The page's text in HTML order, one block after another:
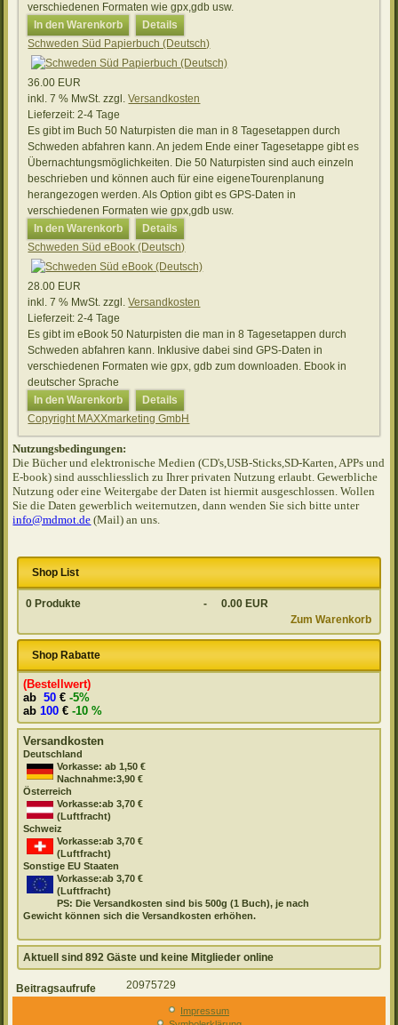
verschiedenen Formaten wie gpx,gdb usw.
In den Warenkorb
Details
Schweden Süd Papierbuch (Deutsch)
36.00 EUR
inkl. 7 % MwSt. zzgl.Versandkosten
Lieferzeit:2-4 Tage
Es gibt im Buch 50 Naturpisten die man in 8 Tagesetappen durch
Schweden abfahren kann. An jedem Ende einer Tagesetappe gibt es
Übernachtungsmöglichkeiten. Die 50 Naturpisten sind auch einzeln
beschrieben und können auch für eine eigeneTourenplanung
herangezogen werden. Als Option gibt es GPS-Daten in
verschiedenen Formaten wie gpx,gdb usw.
In den Warenkorb
Details
Schweden Süd eBook (Deutsch)
28.00 EUR
inkl. 7 % MwSt. zzgl.Versandkosten
Lieferzeit:2-4 Tage
Es gibt im eBook 50 Naturpisten die man in 8 Tagesetappen durch
Schweden abfahren kann. Inklusive dabei sind GPS-Daten in
verschiedenen Formaten wie gpx, gdb zum downloaden. Ebook in
deutscher Sprache
In den Warenkorb
Details
Copyright MAXXmarketing GmbH
Nutzungsbedingungen:
Die Bücher und elektronische Medien (CD's,USB-Sticks,SD-Karten, APPs und
E-book) sind ausschliesslich zu Ihrer privaten Nutzung erlaubt. Gewerbliche
Nutzung oder eine Weitergabe der Daten ist hiermit ausgeschlossen. Wollen
Sie die Daten gewerblich weiternutzen, dann wenden Sie sich bitte unter
info@mdmot.de (Mail) an uns.
Shop List
0 Produkte -
0.00 EUR
Zum Warenkorb
Shop Rabatte
(Bestellwert)
ab 50 €-5%
ab 100 €-10 %
Versandkosten
Deutschland
Vorkasse: ab 1,50 €
Nachnahme:3,90 €
Österreich
Vorkasse:ab 3,70 €
(Luftfracht)
Schweiz
Vorkasse:ab 3,70 €
(Luftfracht)
Sonstige EU Staaten
Vorkasse:ab 3,70 €
(Luftfracht)
PS: Die Versandkosten sind bis 500g (1 Buch), je nach
Gewicht können sich die Versandkosten erhöhen.
Aktuell sind 892 Gäste und keine Mitglieder online
Beitragsaufrufe 20975729
Impressum